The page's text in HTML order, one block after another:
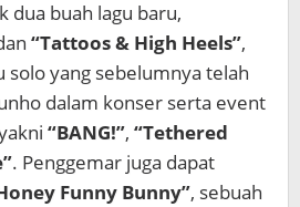
dua buah lagu baru,
“Tattoos & High Heels”,
solo yang sebelumnya telah
dalam konser serta event
“BANG!”, “Tethered
. Penggemar juga dapat
Funny Bunny”, sebuah